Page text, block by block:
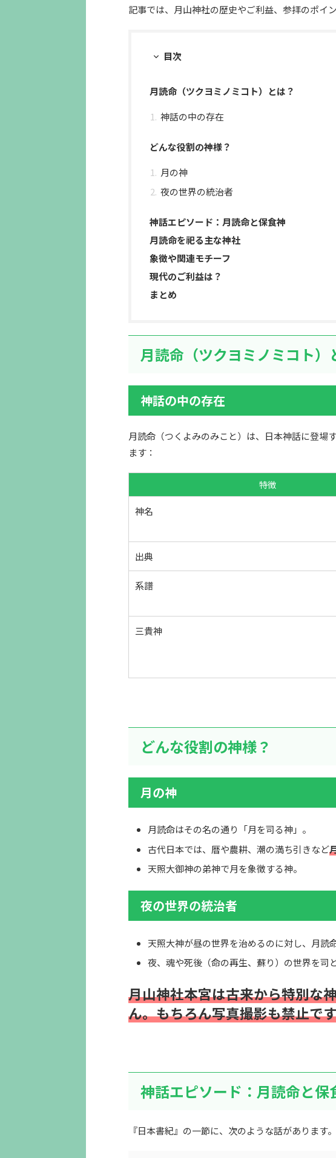
記事では、月山神社の歴史やご利益、参拝のポイ
目次
月読命（ツクヨミノミコト）とは？
神話の中の存在
どんな役割の神様？
月の神
夜の世界の統治者
神話エピソード：月読命と保食神
月読命を祀る主な神社
象徴や関連モチーフ
現代のご利益は？
まとめ
月読命（ツクヨミノミコト）
神話の中の存在
月読命（つくよみのみこと）は、日本神話に登場
ます：
特徴
神名
出典
系譜
三貴神
どんな役割の神様？
月の神
月読命はその名の通り「月を司る神」。
古代日本では、暦や農耕、潮の満ち引きなど
天照大御神の弟神で月を象徴する神。
夜の世界の統治者
天照大神が昼の世界を治めるのに対し、月読
夜、魂や死後（命の再生、蘇り）の世界を司
月山神社本宮は古来から特別な
ん。もちろん写真撮影も禁止で
神話エピソード：月読命と保
『日本書紀』の一節に、次のような話があります。